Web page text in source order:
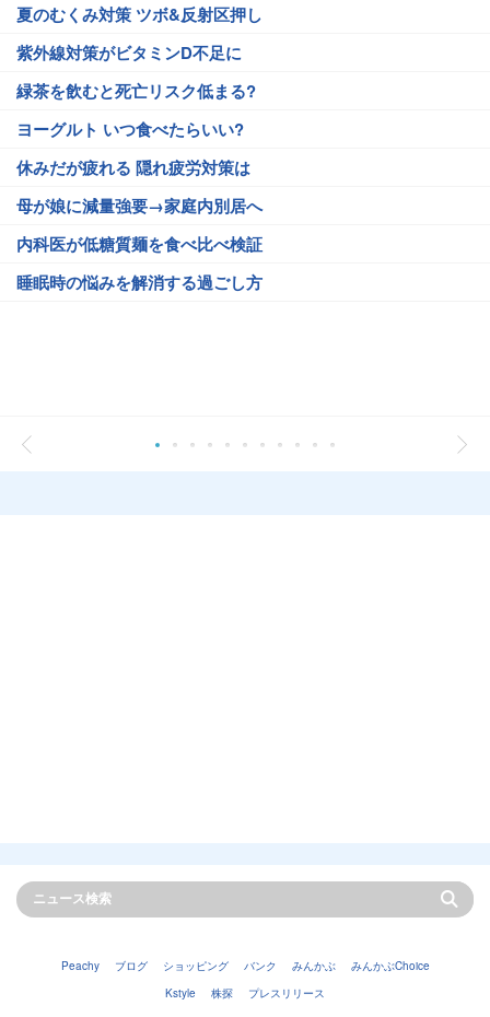
夏のむくみ対策 ツボ&反射区押し
紫外線対策がビタミンD不足に
緑茶を飲むと死亡リスク低まる?
ヨーグルト いつ食べたらいい?
休みだが疲れる 隠れ疲労対策は
母が娘に減量強要→家庭内別居へ
内科医が低糖質麺を食べ比べ検証
睡眠時の悩みを解消する過ごし方
Peachy ブログ ショッピング バンク みんかぶ
みんかぶChoice
Kstyle
株探 プレスリリース